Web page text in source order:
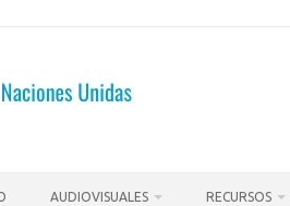
AUDIOVISUALES RECURSOS